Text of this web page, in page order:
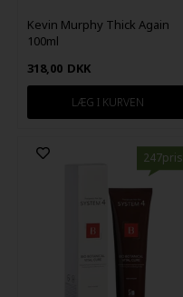
Kevin Murphy Thick Again
100ml
318,00 DKK
247pris